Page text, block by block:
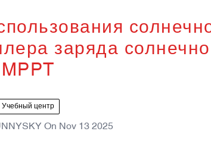
заряда
MPPT
Учебный центр
On Nov 13 2025